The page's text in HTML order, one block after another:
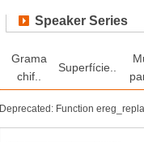
Speaker Series
Grama
chif..
Superfície..
Deprecated: Function